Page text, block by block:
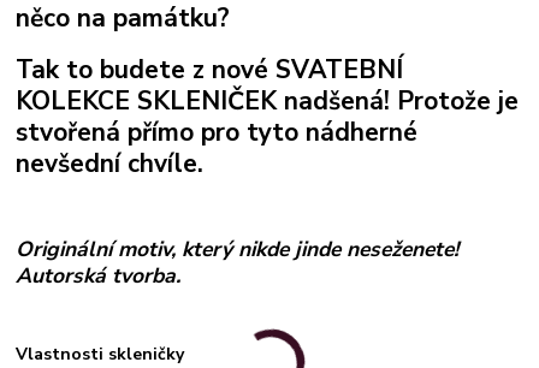
něco na památku?
Tak to budete z nové SVATEBNÍ
KOLEKCE SKLENIČEK nadšená! Protože je
stvořená přímo pro tyto nádherné
nevšední chvíle.
Originální motiv, který nikde jinde neseženete!
Autorská tvorba.
Vlastnosti skleničky